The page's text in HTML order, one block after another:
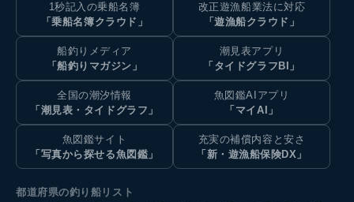
1秒記入の乗船名簿
「乗船名簿クラウド」
改正遊漁船業法に対応
「遊漁船クラウド」
船釣りメディア
「船釣りマガジン」
潮見表アプリ
「タイドグラフBI」
全国の潮汐情報
「潮見表・タイドグラフ」
魚図鑑AIアプリ
「マイAI」
魚図鑑サイト
「写真から探せる魚図鑑」
充実の補償内容と安さ
「新・遊漁船保険DX」
都道府県の釣り船リスト